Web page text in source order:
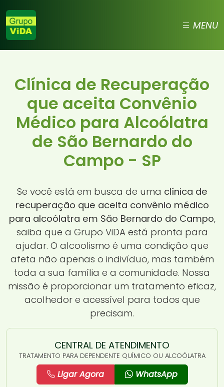
MENU
Clínica de Recuperação
que aceita Convênio
Médico para Alcoólatra
de São Bernardo do
Campo - SP
Se você está em busca de uma clínica de
recuperação que aceita convênio médico
para alcoólatra em São Bernardo do Campo,
saiba que a Grupo ViDA está pronta para
ajudar. O alcoolismo é uma condição que
afeta não apenas o indivíduo, mas também
toda a sua família e a comunidade. Nossa
missão é proporcionar um tratamento eficaz,
acolhedor e acessível para todos que
precisam.
CENTRAL DE ATENDIMENTO
TRATAMENTO PARA DEPENDENTE QUÍMICO OU ALCOÓLATRA
Ligar Agora WhatsApp